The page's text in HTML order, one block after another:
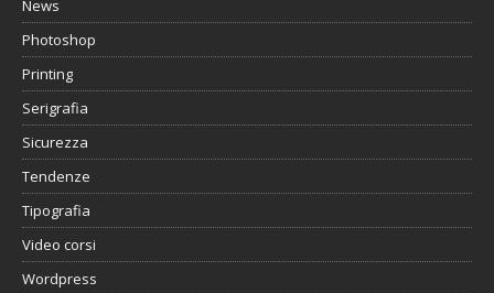
News
Photoshop
Printing
Serigrafia
Sicurezza
Tendenze
Tipografia
Video corsi
Wordpress